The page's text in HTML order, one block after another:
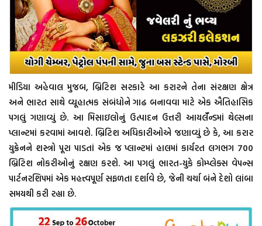
મીડિયા અહેવાલ મુજબ, બ્રિટિશ સરકારે આ કરારને તેના સંરક્ષણ ક્ષેત્ર
અને ભારત સાથે વ્યૂહાત્મક સંબંધોને ગાઢ બનાવવા માટે એક ઐતિહાસિક
પગલું ગણાવ્યું છે. આ મિસાઇલોનું ઉત્પાદન ઉત્તરી આયર્લૅન્ડમાં થેલ્સના
પ્લાન્ટમાં કરવામાં આવશે. બ્રિટિશ અધિકારીઓએ જણાવ્યું છે કે, આ કરાર
યુક્રેનને શસ્ત્રો પૂરા પાડતાં એક જ પ્લાન્ટમાં હાલમાં કાર્યરત લગભગ 700
બ્રિટિશ નોકરીઓનું રક્ષણ કરશે. આ પગલું ભારત-યુકે કોમ્પ્લેક્સ વેપન્સ
પાર્ટનરશિપમાં એક મહત્ત્વપૂર્ણ સફળતા દર્શાવે છે, જેની ચર્ચા બંને દેશો લાંબા
સમયથી કરી રહ્યા છે.